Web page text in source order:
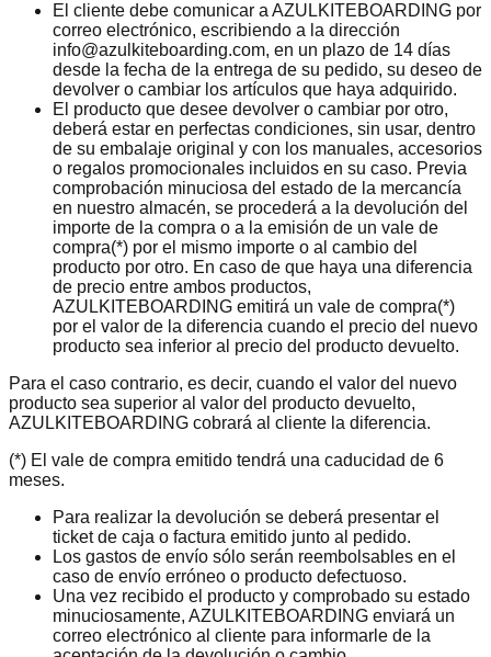
El cliente debe comunicar a AZULKITEBOARDING por
correo electrónico, escribiendo a la dirección
info@azulkiteboarding.com, en un plazo de 14 días
desde la fecha de la entrega de su pedido, su deseo de
devolver o cambiar los artículos que haya adquirido.
El producto que desee devolver o cambiar por otro,
deberá estar en perfectas condiciones, sin usar, dentro
de su embalaje original y con los manuales, accesorios
o regalos promocionales incluidos en su caso. Previa
comprobación minuciosa del estado de la mercancía
en nuestro almacén, se procederá a la devolución del
importe de la compra o a la emisión de un vale de
compra(*) por el mismo importe o al cambio del
producto por otro. En caso de que haya una diferencia
de precio entre ambos productos,
AZULKITEBOARDING emitirá un vale de compra(*)
por el valor de la diferencia cuando el precio del nuevo
producto sea inferior al precio del producto devuelto.
Para el caso contrario, es decir, cuando el valor del nuevo
producto sea superior al valor del producto devuelto,
AZULKITEBOARDING cobrará al cliente la diferencia.
(*) El vale de compra emitido tendrá una caducidad de 6
meses.
Para realizar la devolución se deberá presentar el
ticket de caja o factura emitido junto al pedido.
Los gastos de envío sólo serán reembolsables en el
caso de envío erróneo o producto defectuoso.
Una vez recibido el producto y comprobado su estado
minuciosamente, AZULKITEBOARDING enviará un
correo electrónico al cliente para informarle de la